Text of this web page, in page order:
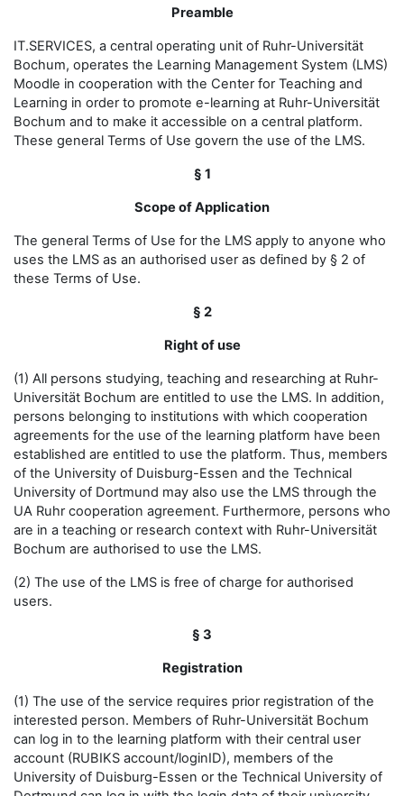
Preamble
IT.SERVICES, a central operating unit of Ruhr-Universität
Bochum, operates the Learning Management System (LMS)
Moodle in cooperation with the Center for Teaching and
Learning in order to promote e-learning at Ruhr-Universität
Bochum and to make it accessible on a central platform.
These general Terms of Use govern the use of the LMS.
§ 1
Scope of Application
The general Terms of Use for the LMS apply to anyone who
uses the LMS as an authorised user as defined by § 2 of
these Terms of Use.
§ 2
Right of use
(1) All persons studying, teaching and researching at Ruhr-
Universität Bochum are entitled to use the LMS. In addition,
persons belonging to institutions with which cooperation
agreements for the use of the learning platform have been
established are entitled to use the platform. Thus, members
of the University of Duisburg-Essen and the Technical
University of Dortmund may also use the LMS through the
UA Ruhr cooperation agreement. Furthermore, persons who
are in a teaching or research context with Ruhr-Universität
Bochum are authorised to use the LMS.
(2) The use of the LMS is free of charge for authorised
users.
§ 3
Registration
(1) The use of the service requires prior registration of the
interested person. Members of Ruhr-Universität Bochum
can log in to the learning platform with their central user
account (RUBIKS account/loginID), members of the
University of Duisburg-Essen or the Technical University of